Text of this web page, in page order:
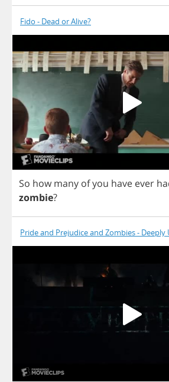
Fido - Dead or Alive?
So how many ofyou have ever
zombie?
Pride and Prejudice and Zombies - Deeply